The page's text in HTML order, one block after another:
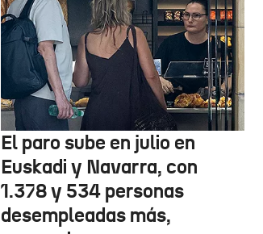
El paro sube en julio en
Euskadi y Navarra, con
1.378 y 534 personas
desempleadas más,